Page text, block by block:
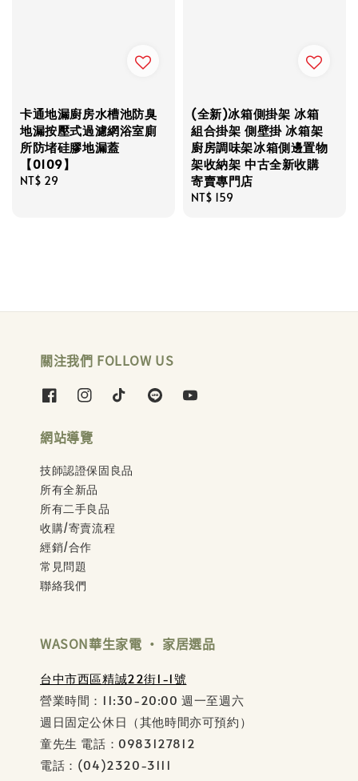
卡通地漏廚房水槽池防臭
地漏按壓式過濾網浴室廁
所防堵硅膠地漏蓋
【0109】
Regular
NT$ 29
(全新)冰箱側掛架 冰箱
組合掛架 側壁掛 冰箱架
廚房調味架冰箱側邊置物
架收納架 中古全新收購
寄賣專門店
Regular
NT$ 159
關注我們 FOLLOW US
網站導覽
技師認證保固良品
所有全新品
所有二手良品
收購/寄賣流程
經銷/合作
常見問題
聯絡我們
WASON華生家電 ‧ 家居選品
台中市西區精誠22街1-1號
營業時間：11:30-20:00 週一至週六
週日固定公休日（其他時間亦可預約）
童先生 電話：0983127812
電話：(04)2320-3111